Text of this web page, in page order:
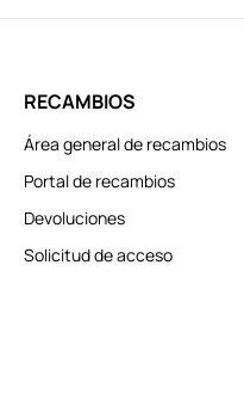
RECAMBIOS
Área general de recambios
Portal de recambios
Devoluciones
Solicitud de acceso